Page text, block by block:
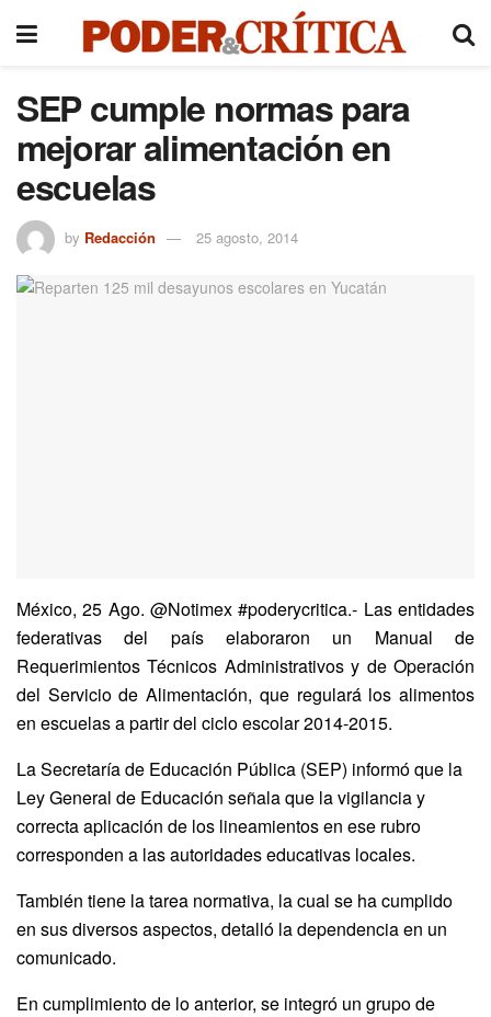
SEP cumple normas para
mejorar alimentación en
escuelas
by Redacción 25 agosto, 2014
México, 25 Ago. @Notimex #poderycritica.- Las entidades
federativas del país elaboraron un Manual de
Requerimientos Técnicos Administrativos y de Operación
del Servicio de Alimentación, que regulará los alimentos
en escuelas a partir del ciclo escolar 2014-2015.
La Secretaría de Educación Pública (SEP) informó que la
Ley General de Educación señala que la vigilancia y
correcta aplicación de los lineamientos en ese rubro
corresponden a las autoridades educativas locales.
También tiene la tarea normativa, la cual se ha cumplido
en sus diversos aspectos, detalló la dependencia en un
comunicado.
En cumplimiento de lo anterior, se integró un grupo de